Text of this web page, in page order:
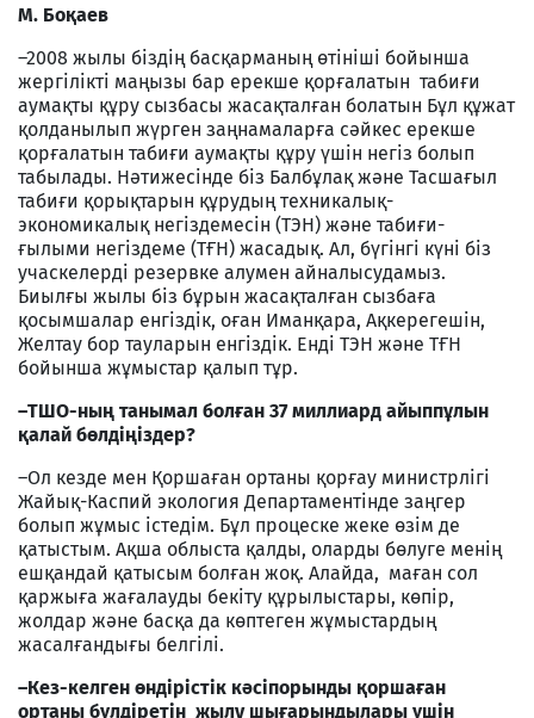
М. Боқаев
–2008 жылы біздің басқарманың өтініші бойынша
жергілікті маңызы бар ерекше қорғалатын табиғи
аумақты құру сызбасы жасақталған болатын Бұл құжат
қолданылып жүрген заңнамаларға сәйкес ерекше
қорғалатын табиғи аумақты құру үшін негіз болып
табылады. Нәтижесінде біз Балбұлақ және Тасшағыл
табиғи қорықтарын құрудың техникалық-
экономикалық негіздемесін (ТЭН) және табиғи-
ғылыми негіздеме (ТҒН) жасадық. Ал, бүгінгі күні біз
учаскелерді резервке алумен айналысудамыз.
Биылғы жылы біз бұрын жасақталған сызбаға
қосымшалар енгіздік, оған Иманқара, Ақкерегешін,
Желтау бор тауларын енгіздік. Енді ТЭН және ТҒН
бойынша жұмыстар қалып тұр.
–ТШО-ның танымал болған 37 миллиард айыппұлын
қалай бөлдіңіздер?
–Ол кезде мен Қоршаған ортаны қорғау министрлігі
Жайық-Каспий экология Департаментінде заңгер
болып жұмыс істедім. Бұл процеске жеке өзім де
қатыстым. Ақша облыста қалды, оларды бөлуге менің
ешқандай қатысым болған жоқ. Алайда, маған сол
қаржыға жағалауды бекіту құрылыстары, көпір,
жолдар және басқа да көптеген жұмыстардың
жасалғандығы белгілі.
–Кез-келген өндірістік кәсіпорынды қоршаған
ортаны бүлдіретін жылу шығарындылары үшін